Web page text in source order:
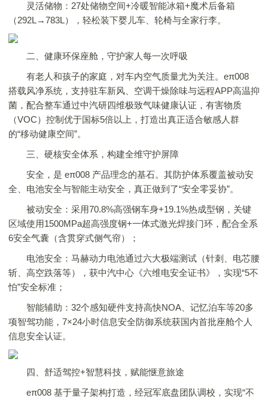
灵活储物：27处储物空间+冷暖智能冰箱+魔术后备箱
（292L→783L），轻松装下婴儿车、轮椅与全家行李。
二、健康环保座舱，守护家人每一次呼吸
有老人和孩子的家庭，对车内空气质量尤为关注。eπ008
搭载风净系统，支持驻车新风、空调干燥除味与远程APP高温抑
菌，配合整车通过中汽研四维极致气味健康认证，有害物质
（VOC）控制优于国标5倍以上，打造出真正适合敏感人群
的“移动健康空间”。
三、硬核安全体系，构建全维守护屏障
安全，是 eπ008 产品理念的基石。其防护体系覆盖被动安
全、电池安全与智能主动安全，真正做到了“安全零妥协”。
被动安全：采用70.8%高强钢车身+19.1%热成型钢，关键
区域使用1500MPa超高强度钢+一体式激光焊接门环，配合全系
6安全气囊（含贯穿式侧气帘）；
电池安全：马赫动力电池通过六大极端测试（针刺、电芯腰
斩、高空跌落等），获中汽中心《六维电安全证书》，实现“5不
怕”安全标准；
智能辅助：32个感知硬件支持高快NOA、记忆泊车等20多
项智驾功能，7×24小时信息安全防御系统获国内首批座舱个人
信息安全认证。
四、舒适驾控+智慧科技，赋能惬意旅途
eπ008 基于量子架构打造，经冠军底盘团队调校，实现“不